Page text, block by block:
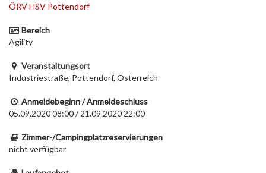
ÖRV HSV Pottendorf
Bereich
Agility
Veranstaltungsort
Industriestraße, Pottendorf, Österreich
Anmeldebeginn / Anmeldeschluss
05.09.2020 08:00 / 21.09.2020 22:00
Zimmer-/Campingplatzreservierungen
nicht verfügbar